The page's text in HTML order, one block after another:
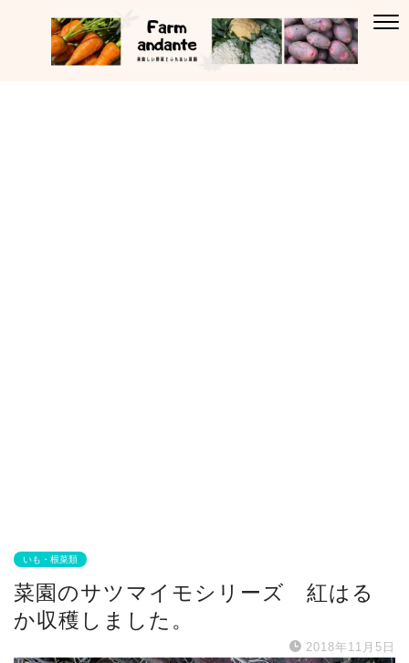
いも・根菜類
菜園のサツマイモシリーズ 紅はる
か収穫しました。
2018年11月5日